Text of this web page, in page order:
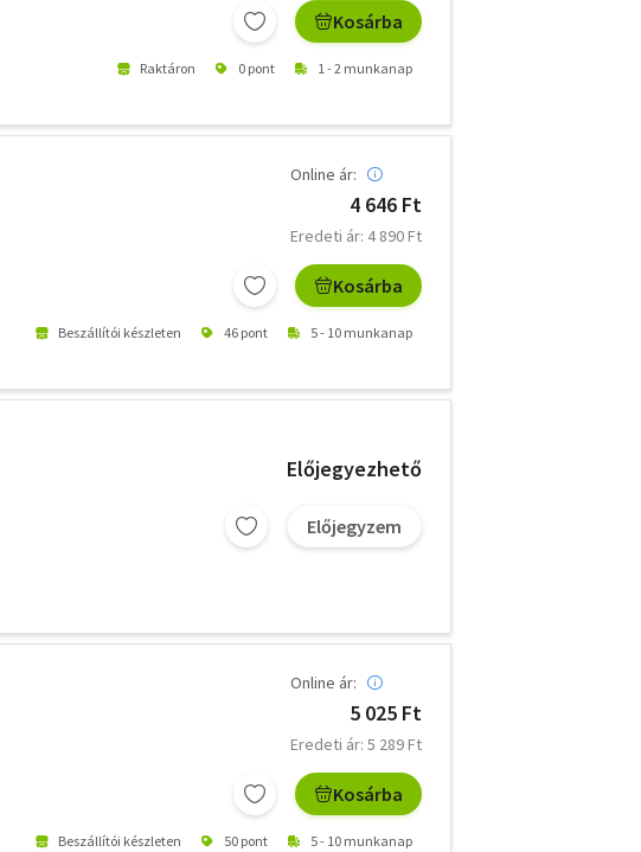
Kosárba
Raktáron 0 pont 1 - 2 munkanap
Online ár:
4 646 Ft
Eredeti ár: 4 890 Ft
Kosárba
Beszállítói készleten 46 pont 5 - 10 munkanap
Előjegyezhető
Előjegyzem
Online ár:
5 025 Ft
Eredeti ár: 5 289 Ft
Kosárba
Beszállítói készleten 50 pont 5 - 10 munkanap